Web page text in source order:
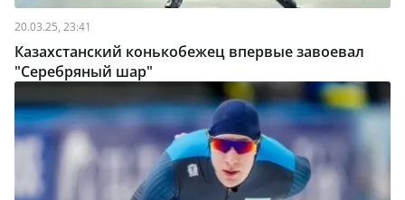
20.03.25, 23:41
Казахстанский конькобежец впервые завоевал
"Серебряный шар"